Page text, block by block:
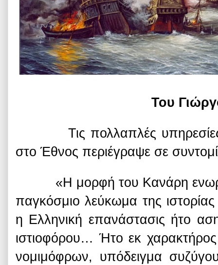
Του
Τις πολλαπλές υπηρεσίες
στο Έθνος περιέγραψε σε
«Η μορφή του Κανάρη ενωρίς
παγκόσμιο λεύκωμα της
η Ελληνική επανάστασις ήτο
ιστιοφόρου… Ήτο εκ
νομιμόφρων, υπόδειγμα